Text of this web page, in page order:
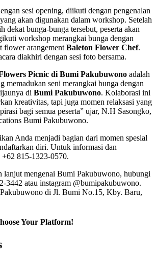
sesi opening, diikuti dengan pengenalan
akan digunakan dalam workshop. Setelah
dekat bunga-bunga tersebut, peserta akan
workshop merangkai bunga dengan
flower arangement Baleton Flower Chef.
diakhiri dengan sesi foto bersama.
Picnic di Bumi Pakubuwono adalah
memadukan seni merangkai bunga dengan
di Bumi Pakubuwono. Kolaborasi ini
kreativitas, tapi juga momen relaksasi yang
bagi semua peserta” ujar, N.H Sasongko,
Bumi Pakubuwono.
Anda menjadi bagian dari momen spesial
diri. Untuk informasi dan
815-1323-0570.
lanjut mengenai Bumi Pakubuwono, hubungi
3442 atau instagram @bumipakubuwono.
di Jl. Bumi No.15, Kby. Baru,
Your Platform!